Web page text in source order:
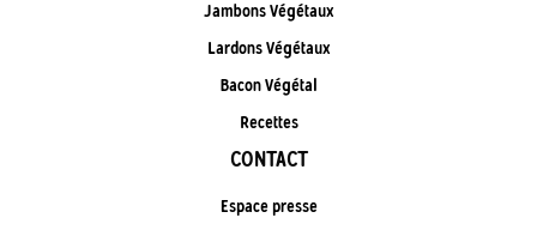
Jambons Végétaux
Lardons Végétaux
Bacon Végétal
Recettes
CONTACT
Espace presse